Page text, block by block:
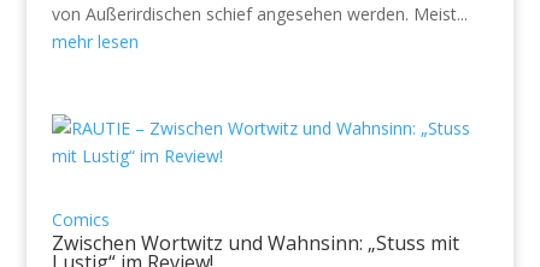
von Außerirdischen schief angesehen werden. Meist...
mehr lesen
Comics
Zwischen Wortwitz und Wahnsinn: „Stuss mit